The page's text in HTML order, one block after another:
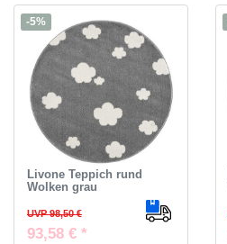
-5%
Livone Teppich rund
Wolken grau
UVP 98,50 €
93,58 € *